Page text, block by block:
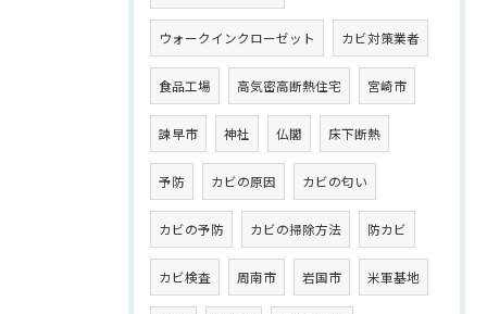
ウォークインクローゼット カビ対策業者
食品工場 高気密高断熱住宅 宮崎市
諫早市 神社 仏閣 床下断熱
予防 カビの原因 カビの匂い
カビの予防 カビの掃除方法 防カビ
カビ検査 周南市 岩国市 米軍基地